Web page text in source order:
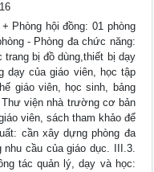
Phòng hội đồng: 01 phòng
- Phòng đa chức năng:
bị đồ dùng,thiết bị dạy
dạy của giáo viên, học tập
giáo viên, học sinh, bảng
viện nhà trường cơ bản
viên, sách tham khảo để
cần xây dựng phòng đa
cầu của giáo dục. III.3.
tác quản lý, dạy và học: